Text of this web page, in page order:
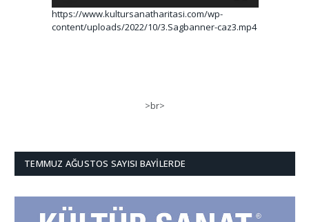
https://www.kultursanatharitasi.com/wp-
content/uploads/2022/10/3.Sagbanner-caz3.mp4
>br>
TEMMUZ AĞUSTOS SAYISI BAYILERDE